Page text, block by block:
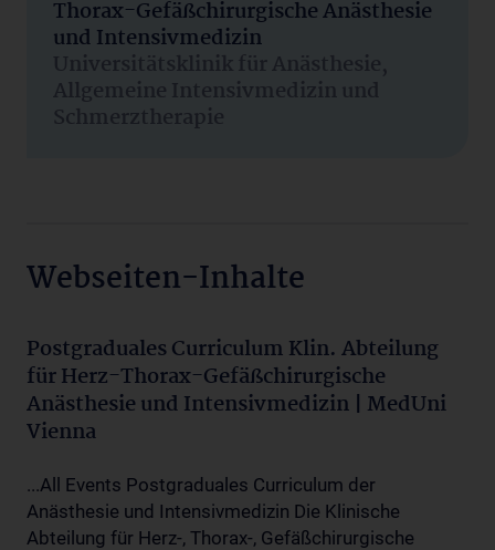
Thorax-Gefäßchirurgische Anästhesie
und Intensivmedizin
Universitätsklinik für Anästhesie,
Allgemeine Intensivmedizin und
Schmerztherapie
Webseiten-Inhalte
Postgraduales Curriculum Klin. Abteilung
für Herz-Thorax-Gefäßchirurgische
Anästhesie und Intensivmedizin | MedUni
Vienna
...All Events Postgraduales Curriculum der
Anästhesie und Intensivmedizin Die Klinische
Abteilung für Herz-, Thorax-, Gefäßchirurgische